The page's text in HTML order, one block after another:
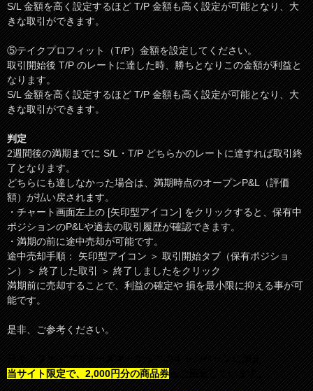
S/L 金額を高く設定するほど T/P 金額も高く設定が可能となり、大
きな取引ができます。
⑤テイクプロフィット（T/P）金額を設定してください。
取引開始後 T/P のレートに達した時、勝ちとなりこの金額が利益と
なります。
S/L 金額を高く設定するほど T/P 金額も高く設定が可能となり、大
きな取引ができます。
判定
2週間後の満期までに S/L・T/P どちらかのレートに達すれば取引終
了となります。
どちらにも達しなかった場合は、満期時点のオープンP&L（評価
額）が払い戻されます。
・チャート画面左上の [矢印型アイコン] をクリックすると、保有中
ポジションのP&Lや過去の取引履歴が確認できます。
・満期の前に途中売却が可能です。
途中売却手順： 矢印型アイコン ＞ 取引開始タブ（保有ポジショ
ン）＞ 終了した取引 ＞ 終了しましたをクリック
満期前に売却することで、利益の確定や 損を最小限に抑える事が可
能です。
是非、ご参考ください。
只今、ファイブスターズマーケッツのキャンペーンに加え
当サイト限定で、2,000円分の商品券もご用意しています。